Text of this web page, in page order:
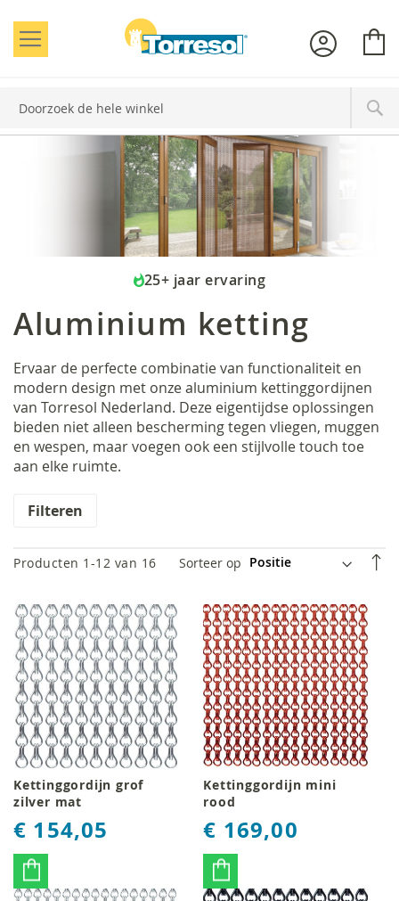
25+ jaar ervaring
Aluminium ketting
Ervaar de perfecte combinatie van functionaliteit en
modern design met onze aluminium kettinggordijnen
van Torresol Nederland. Deze eigentijdse oplossingen
bieden niet alleen bescherming tegen vliegen, muggen
en wespen, maar voegen ook een stijlvolle touch toe
aan elke ruimte.
Filteren
Producten 1 -12 van 16 Sorteer op
Kettinggordijn grof
zilver mat
€ 154,05
Kettinggordijn mini
rood
€ 169,00